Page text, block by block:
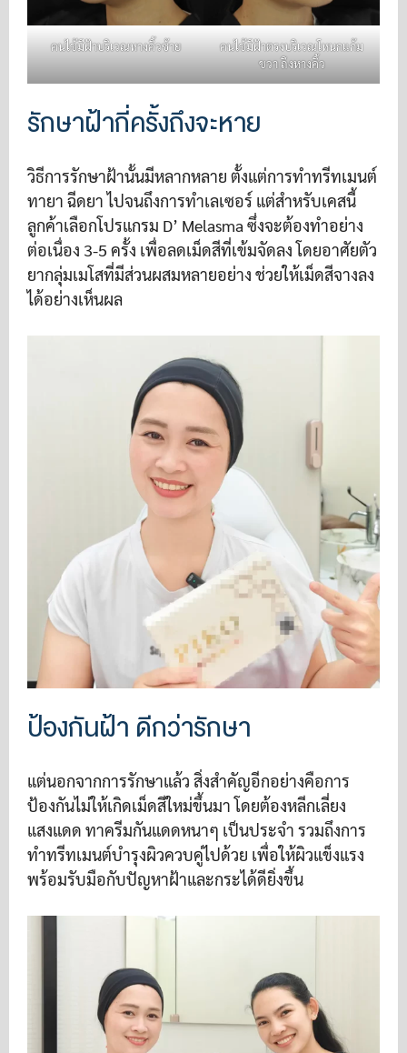
คนไข้มีฝ้าบริเวณหางคิ้วซ้าย
คนไข้มีฝ้าตรงบริเวณโหนกแก้ม
ขวา ถึงหางคิ้ว
รักษาฝ้ากี่ครั้งถึงจะหาย
วิธีการรักษาฝ้านั้นมีหลากหลาย ตั้งแต่การทำทรีทเมนต์
ทายา ฉีดยา ไปจนถึงการทำเลเซอร์ แต่สำหรับเคสนี้
ลูกค้าเลือกโปรแกรม D’ Melasma ซึ่งจะต้องทำอย่าง
ต่อเนื่อง 3-5 ครั้ง เพื่อลดเม็ดสีที่เข้มจัดลง โดยอาศัยตัว
ยากลุ่มเมโสที่มีส่วนผสมหลายอย่าง ช่วยให้เม็ดสีจางลง
ได้อย่างเห็นผล
ป้องกันฝ้า ดีกว่ารักษา
แต่นอกจากการรักษาแล้ว สิ่งสำคัญอีกอย่างคือการ
ป้องกันไม่ให้เกิดเม็ดสีใหม่ขึ้นมา โดยต้องหลีกเลี่ยง
แสงแดด ทาครีมกันแดดหนาๆ เป็นประจำ รวมถึงการ
ทำทรีทเมนต์บำรุงผิวควบคู่ไปด้วย เพื่อให้ผิวแข็งแรง
พร้อมรับมือกับปัญหาฝ้าและกระได้ดียิ่งขึ้น